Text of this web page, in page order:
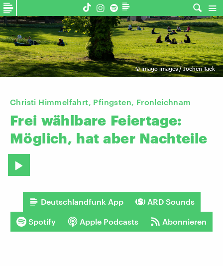
©imago images / Jochen Tack
Christi Himmelfahrt, Pfingsten, Fronleichnam
Frei wählbare Feiertage:
Möglich, hat aber Nachteile
Deutschlandfunk App ARD Sounds
Spotify Apple Podcasts Abonnieren